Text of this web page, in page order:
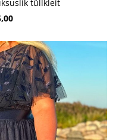
tüllkleit